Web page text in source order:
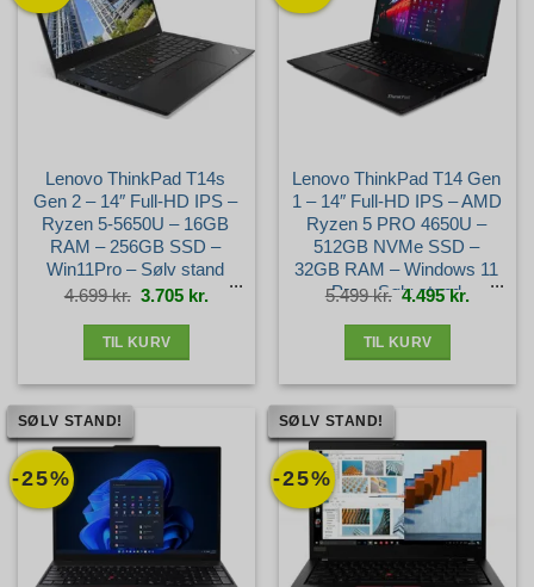
Lenovo ThinkPad T14s
Gen 2 – 14″ Full-HD IPS –
Ryzen 5-5650U – 16GB
RAM – 256GB SSD –
Win11Pro – Sølv stand
4.699kr. Den
oprindelige
pris
3.705 kr. Den
aktuelle
pris
TIL KURV
Lenovo ThinkPad T14 Gen
1 – 14″ Full-HD IPS – AMD
Ryzen 5 PRO 4650U –
512GB NVMe SSD –
32GB RAM – Windows 11
Pro – Sølv stand
5.499kr. Den
oprindelige
pris
4.495kr. Den
aktuelle
pris
TIL KURV
-25%
SØLV STAND!
-25%
SØLV STAND!